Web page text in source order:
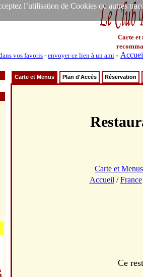
l’utilisation de Cookies ou autres
Carte et
vos favoris - envoyer ce lien à un ami -
Carte et Menus Plan d'Accès Réservation
Carte et Menus
Accueil /France
Ce